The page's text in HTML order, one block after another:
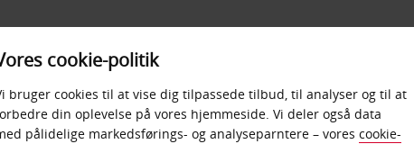
PRODUKTER &
KONTORER
cookie-politik
bruger cookies til at vise dig tilpassede tilbud, til analyser og til at
din oplevelse på vores hjemmeside. Vi deler også data
pålidelige markedsførings- og analyseparntere – vores cookie-